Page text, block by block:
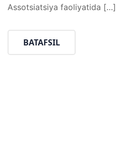
Assotsiatsiya faoliyatida […]
BATAFSIL